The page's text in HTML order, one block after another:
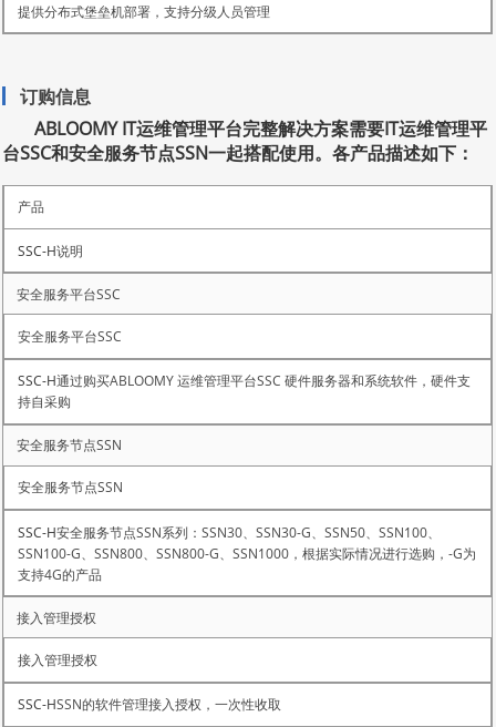
提供分布式堡垒机部署，支持分级人员管理
订购信息
ABLOOMY IT运维管理平台完整解决方案需要IT运维管理平
台SSC和安全服务节点SSN一起搭配使用。各产品描述如下：
产品
说明
安全服务平台SSC
通过购买ABLOOMY 运维管理平台SSC 硬件服务器和系统软件，硬件支
持自采购
安全服务节点SSN
安全服务节点SSN系列：SSN30、SSN30-G、SSN50、SSN100、
SSN100-G、SSN800、SSN800-G、SSN1000，根据实际情况进行选购，-G为
支持4G的产品
接入管理授权
SSN的软件管理接入授权，一次性收取